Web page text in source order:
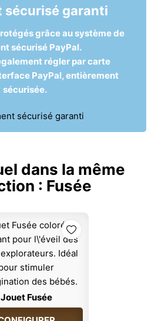
sécurisé garanti
grâce au système de
sécurisé PayPal.
régler par carte
PayPal, entièrement
sécurisée.
dans la même
: Fusée
Jouet Fusée